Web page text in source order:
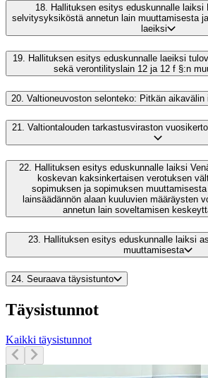
18. Hallituksen esitys eduskunnalle laiksi
selvitysyksiköstä annetun lain muuttamisesta
laeiksi
19.
Hallituksen esitys eduskunnalle laeiksi
sekä verontilityslain 12 ja 12 f §:n
20. Valtioneuvoston selonteko: Pitkän aikavälin
21. Valtiontalouden tarkastusviraston
22.
Hallituksen esitys eduskunnalle laiksi
koskevan kaksinkertaisen verotuksen
sopimuksen ja sopimuksen
lainsäädännön alaan kuuluvien määräysten
annetun lain soveltamisen
23. Hallituksen esitys eduskunnalle laiksi
muuttamisesta
24. Seuraava täysistunto
Täysistunnot
Kaikki täysistunnot